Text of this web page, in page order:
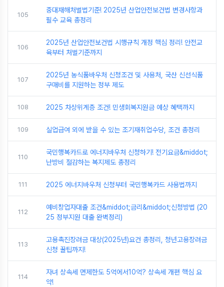
105
중대재해처벌법기준! 2025년 산업안전보건법 변경사항과
필수 교육 총정리
106
2025년 산업안전보건법 시행규칙 개정 핵심 정리! 안전교
육부터 처벌기준까지
107
2025년 농식품바우처 신청조건 및 사용처, 국산 신선식품
구매비를 지원하는 정부 제도
108 2025 차상위계층 조건! 민생회복지원금 예상 혜택까지
109 실업급여 외에 받을 수 있는 조기재취업수당, 조건 총정리
110
국민행복카드로 에너지바우처 신청하기! 전기요금&middot;
난방비 절감하는 복지제도 총정리
111 2025 에너지바우처 신청부터 국민행복카드 사용법까지
112
예비창업자대출 조건&middot;금리&middot;신청방법 (20
25 정부지원 대출 완벽정리)
113
고용촉진장려금 대상(2025년)요건 총정리, 청년고용장려금
신청 꿀팁까지!
114
자녀 상속세 면제한도 5억에서10억? 상속세 개편 핵심 요
약!